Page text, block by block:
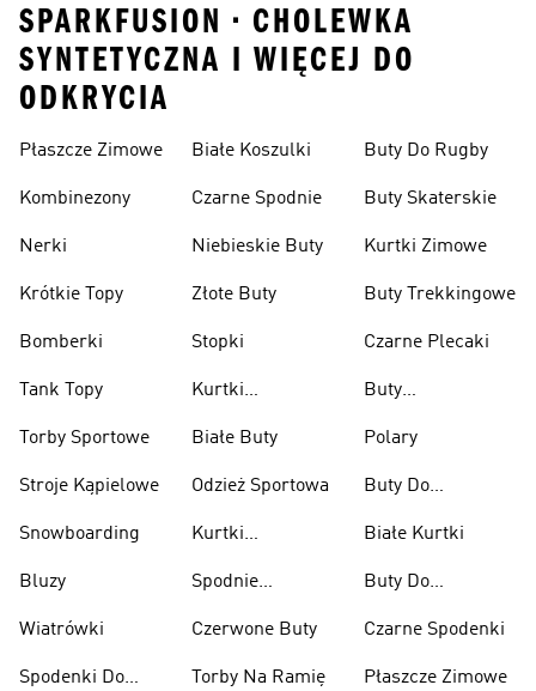
SPARKFUSION • CHOLEWKA
SYNTETYCZNA I WIĘCEJ DO
ODKRYCIA
Płaszcze Zimowe
Kombinezony
Nerki
Krótkie Topy
Bomberki
Tank Topy
Torby Sportowe
Stroje Kąpielowe
Snowboarding
Bluzy
Wiatrówki
Spodenki Do
Białe Koszulki
Czarne Spodnie
Niebieskie Buty
Złote Buty
Stopki
Kurtki
Białe Buty
Odzież Sportowa
Kurtki
Spodnie
Czerwone Buty
Torby Na Ramię
Buty Do Rugby
Buty Skaterskie
Kurtki Zimowe
Buty Trekkingowe
Czarne Plecaki
Buty
Polary
Buty Do
Ciężarów
Białe Kurtki
Buty Do
Czarne Spodenki
Płaszcze Zimowe